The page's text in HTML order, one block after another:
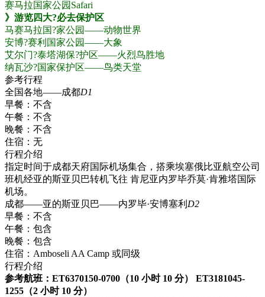
赛马拉国家公园Safari
》游览四大?必去保护区
马赛马拉国?家公园——动物世界
安博?赛利国家公园——大象
艾尔门?泰塔湖保?护区——火烈鸟胜地
纳瓦沙?国家保护区——鸟类天堂
参考行程
全国各地——成都D1
早餐： 不含
午餐： 不含
晚餐： 不含
住宿： 无
行程介绍
指定时间于成都天府国际机场集合，搭乘埃塞俄比亚航空公司
班机经亚的斯亚贝巴转机飞往 肯尼亚内罗毕乔莫·肯雅塔国际
机场。
成都——亚的斯亚贝巴——内罗毕·安博塞利 D2
早餐： 不含
午餐： 包含
晚餐： 包含
住宿： Amboseli AA Camp 或同级
行程介绍
参考航班：ET6370150-0700（10 小时 10 分） ET3181045-
1255（2 小时 10 分）